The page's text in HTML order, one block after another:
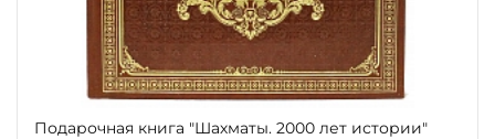
Подарочная книга "Шахматы. 2000 лет истории"